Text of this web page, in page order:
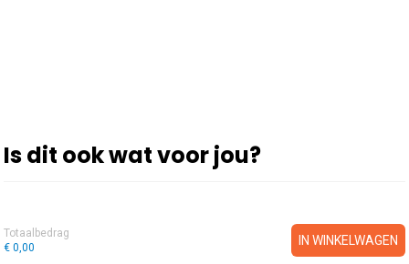
Is dit ook wat voor jou?
Totaalbedrag
€ 0,00
IN WINKELWAGEN